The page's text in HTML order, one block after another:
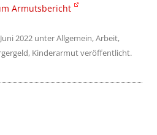
Armutsbericht
2022 unterAllgemein,Arbeit,
, Kinderarmutveröffentlicht.